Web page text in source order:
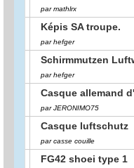
par mathlrx
Képis SA troupe.
par hefger
Schirmmutzen
par hefger
Casque allemand
par JERONIMO75
Casque luftschutz
par casse couille
FG42 shoei type 1